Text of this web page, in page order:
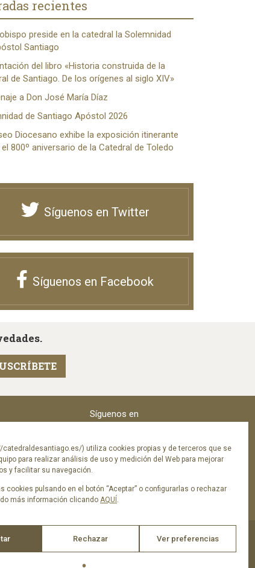
catedraldesantiago.es/) utiliza cookies propias y de terceros que se
para realizar análisis de uso y medición del Web para mejorar
y facilitar su navegación.
cookies pulsando en el botón “Aceptar” o configurarlas o rechazar
más información clicando AQUÍ.
Rechazar Ver preferencias
recientes
preside en la catedral la Solemnidad
Santiago
del libro «Historia construida de la
de Santiago. De los orígenes al siglo XIV»
a Don José María Díaz
de Santiago Apóstol 2026
Diocesano exhibe la exposición itinerante
800º aniversario de la Catedral de Toledo
Síguenos en Twitter
Síguenos en Facebook
Síguenos en